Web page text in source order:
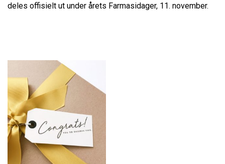
deles offisielt ut under årets Farmasidager, 11. november.